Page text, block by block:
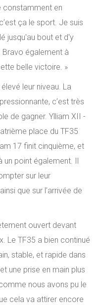
constamment en
ça le sport. Je suis
jusqu'au bout et d'y
Bravo également à
belle victoire. »
leur niveau. La
c’est très
de gagner. Ylliam XII -
place du TF35
17 finit cinquième, et
un point également. Il
sur leur
que sur l’arrivée de
ouvert devant
Le TF35 a bien continué
stable, et rapide dans
une prise en main plus
nous avons pu le
cela va attirer encore